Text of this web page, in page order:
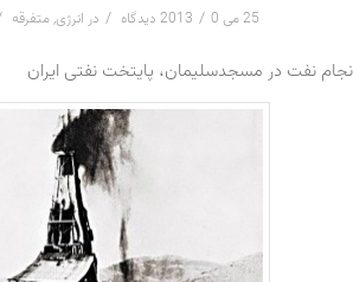
25 می 2013 / 0 دیدگاه / در انرژی, متفرقه
نفت در مسجدسلیمان، پایتخت نفتی ایران